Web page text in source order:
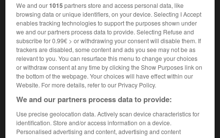
Accueil Encyclopédie [litterature] > Alexander Penn
AlexanderPenn
Cet article est extrait de l'ouvrage Larousse « Dictionnaire
mondial des littératures ».
Poète israélien (Nijne-Kolymsk 1906 – Tel-Aviv 1972).
We and our1015partners store and access personal data, like
browsing data or unique identifiers, on your device. Selecting I Accept
enables tracking technologies to support the purposes shown under
we and our partners process data to provide. Selecting Refuse and
subscribe for 0.99€ > or withdrawing your consent will disable them. If
trackers are disabled, some content and ads you see may not be as
relevant to you. You can resurface this menu to change your choices
or withdraw consent at any time by clicking the Show Purposes link on
the bottom of the webpage. Your choices will have effect within our
Website. For more details, refer to our Privacy Policy.
We and our partners process data to provide:
Use precise geolocation data. Actively scan device characteristics for
identification. Store and/or access information on a device.
Personalised advertising and content, advertising and content